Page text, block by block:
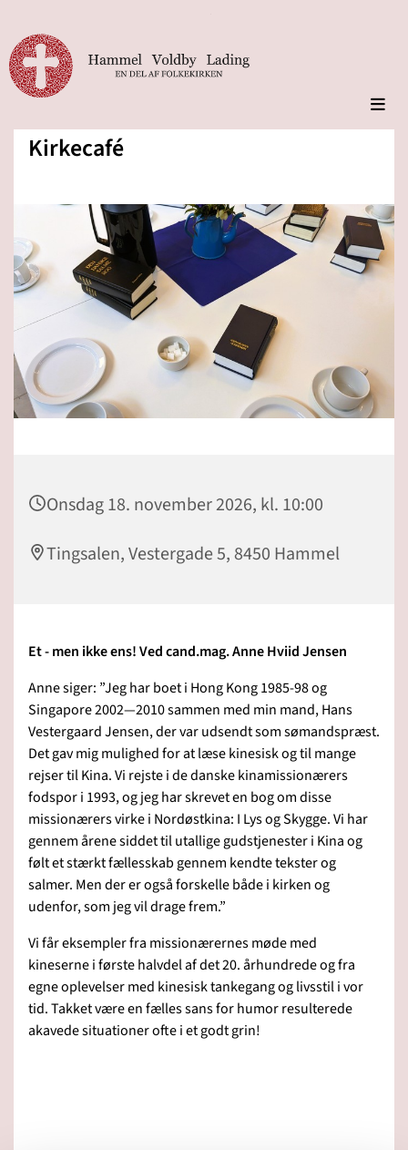
Kirkecafé
Onsdag 18. november 2026, kl. 10:00
Tingsalen, Vestergade 5, 8450 Hammel
Et - men ikke ens! Ved cand.mag. Anne Hviid Jensen
Anne siger: ”Jeg har boet i Hong Kong 1985-98 og
Singapore 2002—2010 sammen med min mand, Hans
Vestergaard Jensen, der var udsendt som sømandspræst.
Det gav mig mulighed for at læse kinesisk og til mange
rejser til Kina. Vi rejste i de danske kinamissionærers
fodspor i 1993, og jeg har skrevet en bog om disse
missionærers virke i Nordøstkina: I Lys og Skygge. Vi har
gennem årene siddet til utallige gudstjenester i Kina og
følt et stærkt fællesskab gennem kendte tekster og
salmer. Men der er også forskelle både i kirken og
udenfor, som jeg vil drage frem.”
Vi får eksempler fra missionærernes møde med
kineserne i første halvdel af det 20. århundrede og fra
egne oplevelser med kinesisk tankegang og livsstil i vor
tid. Takket være en fælles sans for humor resulterede
akavede situationer ofte i et godt grin!